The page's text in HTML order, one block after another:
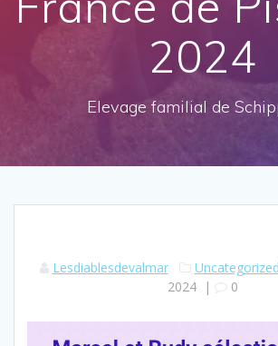
2024
Elevage familial de
Lesdiablesdevalmar Uncategorized
2024 | 0